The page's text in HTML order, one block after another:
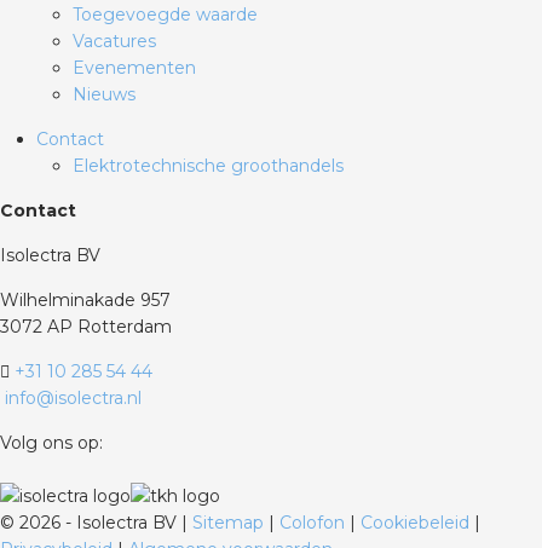
Toegevoegde waarde
Vacatures
Evenementen
Nieuws
Contact
Elektrotechnische groothandels
Contact
Isolectra BV
Wilhelminakade 957
3072 AP Rotterdam
+31 10 285 54 44
info@isolectra.nl
Volg ons op:
© 2026 - Isolectra BV | Sitemap | Colofon | Cookiebeleid |